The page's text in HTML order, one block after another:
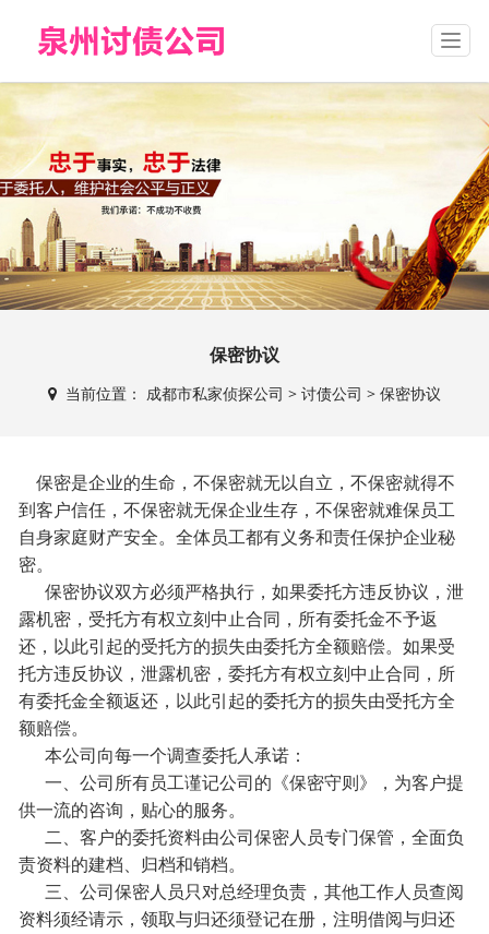
T
o
g
e
v
i
g
a
t
保密协议
当前位置： 成都市私家侦探公司 > 讨债公司 > 保密协议
保密是企业的生命，不保密就无以自立，不保密就得不
到客户信任，不保密就无保企业生存，不保密就难保员工
自身家庭财产安全。全体员工都有义务和责任保护企业秘
密。
保密协议双方必须严格执行，如果委托方违反协议，泄
露机密，受托方有权立刻中止合同，所有委托金不予返
还，以此引起的受托方的损失由委托方全额赔偿。如果受
托方违反协议，泄露机密，委托方有权立刻中止合同，所
有委托金全额返还，以此引起的委托方的损失由受托方全
额赔偿。
本公司向每一个调查委托人承诺：
一、公司所有员工谨记公司的《保密守则》，为客户提
供一流的咨询，贴心的服务。
二、客户的委托资料由公司保密人员专门保管，全面负
责资料的建档、归档和销档。
三、公司保密人员只对总经理负责，其他工作人员查阅
资料须经请示，领取与归还须登记在册，注明借阅与归还